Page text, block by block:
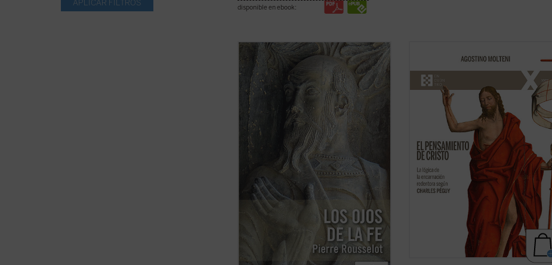
disponible en ebook:
A pesar de su lejanía (1910), Los ojos de
la fe
continúa representando una
concepción teológica muy significativa en
la historia moderna de las explicaciones
acerca de la fe cristiana. En medio de la
multiplicidad de estas, centradas unas ...
(ver ficha)
Hasta ahora los apreciables estudios
sobre la «teología» de Charles Péguy se
han centrado solamente en algunos
aspectos específicos de la reflexión
cristiana, pero no han indagado sobre
cómo el escritor supo reconocer el
pensamiento de ...
(ver ficha)